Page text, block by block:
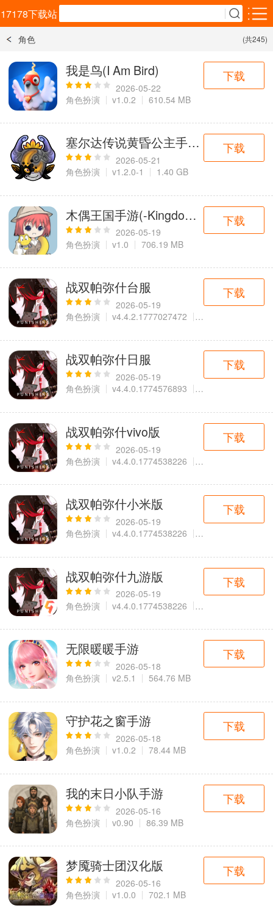
17178下载站
效率办公
5千+款应用
生活服务
1万+款应用
购物比价
2千+款应用
社交通讯
3千+款应用
资讯阅读
3千+款应用
影音播放
3千+款应用
教育学习
拍照美化
金融理财
3百+款应用
实用工具
1万+款应用
运动健康
角色 (共245)
我是鸟(I Am Bird)
2026-05-22
角色扮演
v1.0.2 610.54 MB
下载
塞尔达传说黄昏公主手机版
2026-05-21
角色扮演
v1.2.0-1 1.40 GB
下载
木偶王国手游(-Kingdom Of
2026-05-19
角色扮演
v1.0 706.19 MB
下载
战双帕弥什台服
2026-05-19
角色扮演
v4.4.2.1777027472 1023.08 MB
下载
战双帕弥什日服
2026-05-19
角色扮演
v4.4.0.1774576893 1021.33 MB
下载
战双帕弥什vivo版
2026-05-19
角色扮演
v4.4.0.1774538226 1.93 GB
下载
战双帕弥什小米版
2026-05-19
角色扮演
v4.4.0.1774538226 1.93 GB
下载
战双帕弥什九游版
2026-05-19
角色扮演
v4.4.0.1774538226 1.94 GB
下载
无限暖暖手游
2026-05-18
角色扮演
v2.5.1 564.76 MB
下载
守护花之窗手游
2026-05-18
角色扮演
v1.0.2 78.44 MB
下载
我的末日小队手游
2026-05-16
角色扮演
v0.90 86.39 MB
下载
梦魇骑士团汉化版
2026-05-16
角色扮演
v1.0.0 702.1 MB
下载